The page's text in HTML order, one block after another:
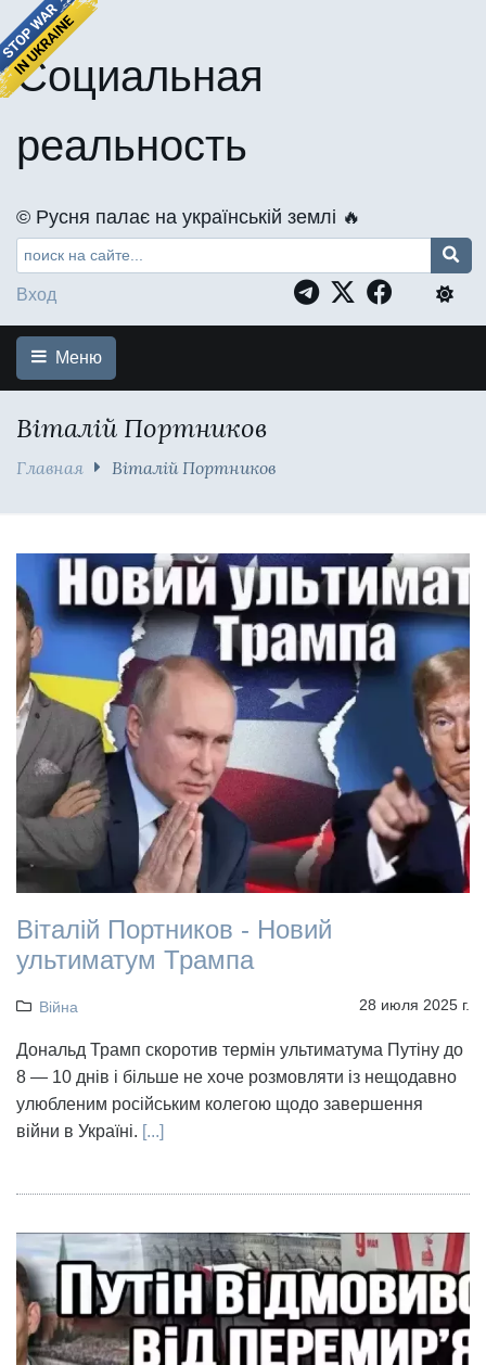
Социальная
реальность
©️ Русня палає на українській землі 🔥
Вход
Меню
Віталій Портников
Главная Віталій Портников
Віталій Портников - Новий
ультиматум Трампа
Війна 28 июля 2025 г.
Дональд Трамп скоротив термін ультиматума Путіну до
8 — 10 днів і більше не хоче розмовляти із нещодавно
улюбленим російським колегою щодо завершення
війни в Україні. [...]